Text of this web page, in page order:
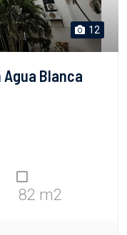
12
Blanca
82 m2